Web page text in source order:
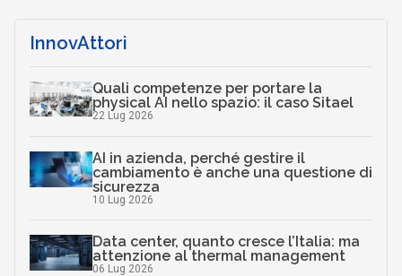
InnovAttori
Quali competenze per portare la
physical AI nello spazio: il caso Sitael
22 Lug 2026
AI in azienda, perché gestire il
cambiamento è anche una questione di
sicurezza
10 Lug 2026
Data center, quanto cresce l’Italia: ma
attenzione al thermal management
06 Lug 2026